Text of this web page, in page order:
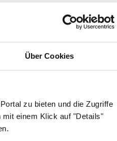
Über Cookies
zu bieten und die Zugriffe
einem Klick auf "Details"
Option zur
Patientenstamm.
Tankgutschein bzw.